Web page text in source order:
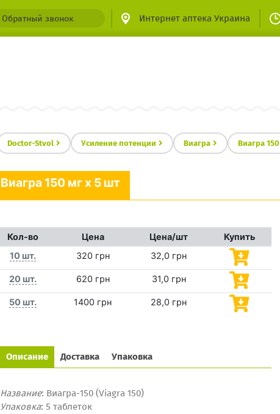
Обратный звонок Интернет аптека Украина
Doctor-Stvol Усиление потенции Виагра Виагра 150
Виагра 150 мг x 5 шт
Кол-во Цена Цена/шт
Купить
10 шт.
320 грн 32,0 грн
20 шт. 620 грн 31,0 грн
50 шт. 1400 грн 28,0 грн
Описание Доставка Упаковка
Название: Виагра-150 (Viagra 150)
Упаковка: 5 таблеток